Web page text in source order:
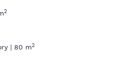
2
| 80 m2